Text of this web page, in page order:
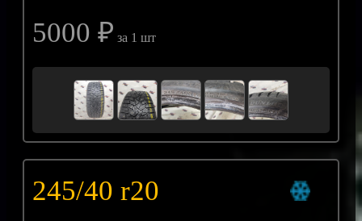
5000 ₽ за 1 шт
245/40 r20